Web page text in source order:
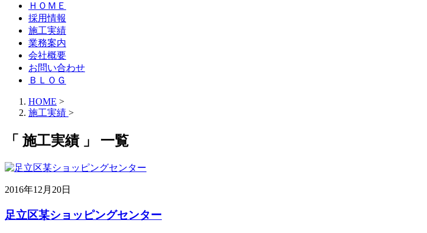
ＨＯＭＥ
採用情報
施工実績
業務案内
会社概要
お問い合わせ
ＢＬＯＧ
HOME >
施工実績 >
「 施工実績 」 一覧
2016年12月20日
足立区某ショッピングセンター